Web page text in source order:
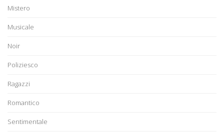
Mistero
Musicale
Noir
Poliziesco
Ragazzi
Romantico
Sentimentale